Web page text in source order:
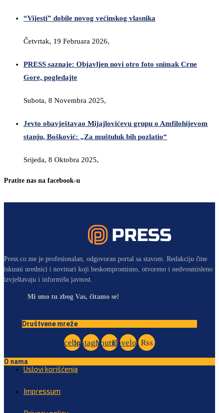
“Vijesti” dobile novog većinskog vlasnika
Četvrtak, 19 Februara 2026,
PRESS saznaje: Objavljen novi otro foto snimak Crne
Gore, pogledajte
Subota, 8 Novembra 2025,
Jevto obavještavao Mijajlovićevu grupu o Amfilohijevom
stanju, Bošković: „Za muštuluk bih pozlatio“
Srijeda, 8 Oktobra 2025,
Pratite nas na facebook-u
Press.co.me je profesionalan, odgovoran portal sa stavom. Redakciju čine
iskusni urednici i novinari koji beskompromisno, otvoreno i nedvosmisleno
izvještavaju i informišu javnost.
Mi smo tu zbog Vas, čitamo se!
Društvene mreže
Facebook
InstagramYoutubeEnvelopeRss
O nama
Uslovi korišćenja
Impressum